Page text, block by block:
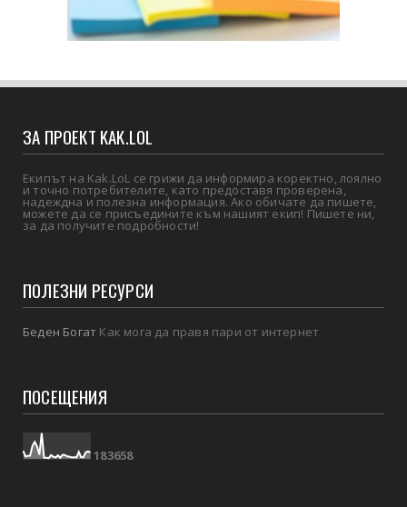
ЗА ПРОЕКТ KAK.LOL
Екипът на Kak.LoL се грижи да информира коректно, лоялно
и точно потребителите, като предоставя проверена,
надеждна и полезна информация. Ако обичате да пишете,
можете да се присъедините към нашият екип! Пишете ни,
за да получите подробности!
ПОЛЕЗНИ РЕСУРСИ
Беден Богат Как мога да правя пари от интернет
ПОСЕЩЕНИЯ
183658